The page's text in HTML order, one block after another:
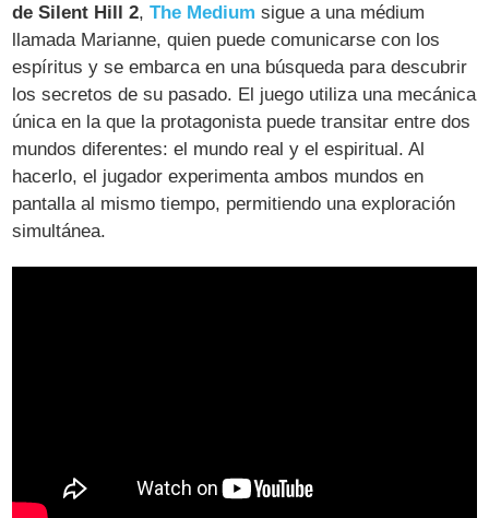
de Silent Hill 2,The Medium sigue a una médium
llamada Marianne, quien puede comunicarse con los
espíritus y se embarca en una búsqueda para descubrir
los secretos de su pasado. El juego utiliza una mecánica
única en la que la protagonista puede transitar entre dos
mundos diferentes: el mundo real y el espiritual. Al
hacerlo, el jugador experimenta ambos mundos en
pantalla al mismo tiempo, permitiendo una exploración
simultánea.